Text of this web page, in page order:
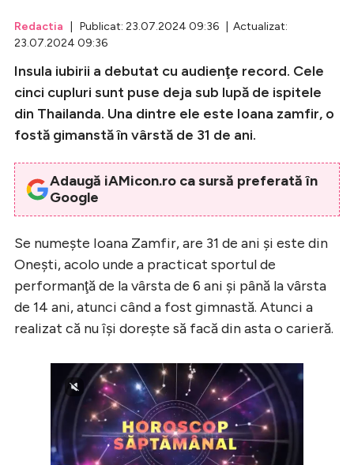
Intră în cont
Creează cont
Redactia | Publicat: 23.07.2024 09:36 | Actualizat:
23.07.2024 09:36
Insula iubirii a debutat cu audienţe record. Cele
cinci cupluri sunt puse deja sub lupă de ispitele
din Thailanda. Una dintre ele este Ioana zamfir, o
fostă gimanstă în vârstă de 31 de ani.
Adaugă iAMicon.ro ca sursă preferată în
Google
Se numeşte Ioana Zamfir, are 31 de ani şi este din
Oneşti, acolo unde a practicat sportul de
performanţă de la vârsta de 6 ani şi până la vârsta
de 14 ani, atunci când a fost gimnastă. Atunci a
realizat că nu își doreşte să facă din asta o carieră.